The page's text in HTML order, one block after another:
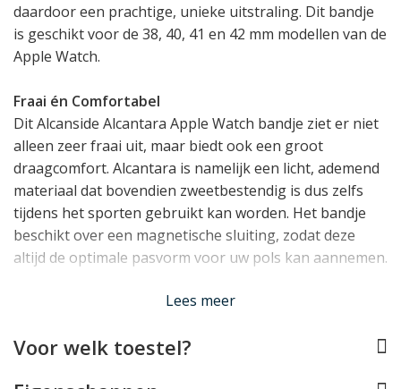
daardoor een prachtige, unieke uitstraling. Dit bandje
is geschikt voor de 38, 40, 41 en 42 mm modellen van de
Apple Watch.
Fraai én Comfortabel
Dit Alcanside Alcantara Apple Watch bandje ziet er niet
alleen zeer fraai uit, maar biedt ook een groot
draagcomfort. Alcantara is namelijk een licht, ademend
materiaal dat bovendien zweetbestendig is dus zelfs
tijdens het sporten gebruikt kan worden. Het bandje
beschikt over een magnetische sluiting, zodat deze
altijd de optimale pasvorm voor uw pols kan aannemen.
waarmee het merk wat ons betreft direct een streepje
Lees meer
Voor welk toestel?